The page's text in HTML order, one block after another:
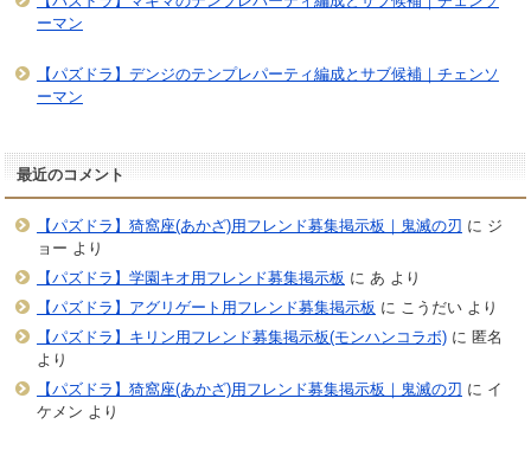
ーマン
【パズドラ】デンジのテンプレパーティ編成とサブ候補｜チェンソ
ーマン
最近のコメント
【パズドラ】猗窩座(あかざ)用フレンド募集掲示板｜鬼滅の刃 に ジ
ョー より
【パズドラ】学園キオ用フレンド募集掲示板 に あ より
【パズドラ】アグリゲート用フレンド募集掲示板 に こうだいより
【パズドラ】キリン用フレンド募集掲示板(モンハンコラボ)に 匿名
より
【パズドラ】猗窩座(あかざ)用フレンド募集掲示板｜鬼滅の刃 に イ
ケメン より